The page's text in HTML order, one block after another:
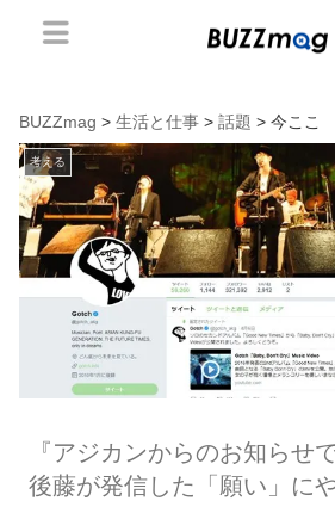
BUZZmag > 生活と仕事 > 話題 > 今ここ
考える
『アジカンからのお知らせ
後藤が発信した「願い」に